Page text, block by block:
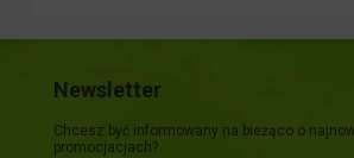
Newsletter
Chcesz być informowany na bieżąco o
promocjacjach?